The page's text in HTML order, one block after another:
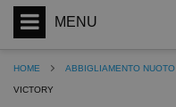
MENU
HOME ABBIGLIAMENTO NUOTO
VICTORY